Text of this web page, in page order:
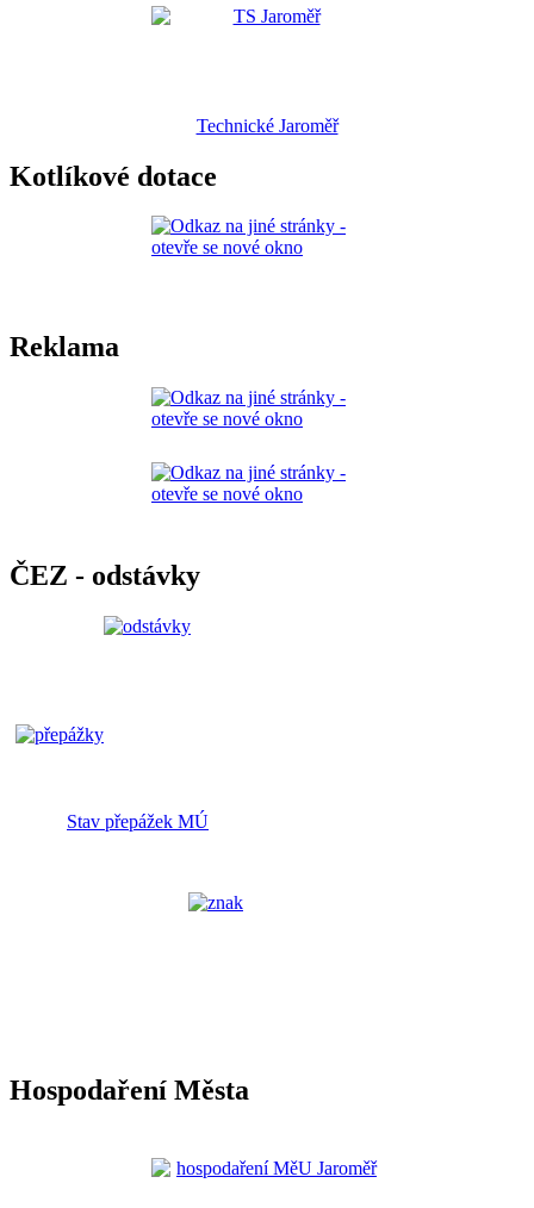
Technické Jaroměř
Kotlíkové dotace
Reklama
ČEZ - odstávky
Stav přepážek MÚ
Hospodaření Města